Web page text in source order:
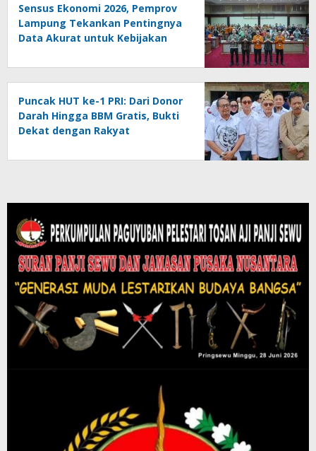
Sensus Ekonomi 2026, Pemprov
Lampung Tekankan Pentingnya
Data Akurat untuk Kebijakan
Puncak HUT ke-1 PRI: Dari Donor
Darah Hingga BBM Gratis, Bukti
Dekat dengan Rakyat